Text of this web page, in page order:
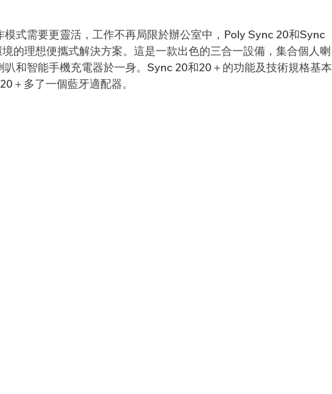
模式需要更靈活，工作不再局限於辦公室中，Poly Sync 20和Sync
的理想便攜式解決方案。這是一款出色的三合一設備，集合個人喇
叭和智能手機充電器於一身。Sync 20和20＋的功能及技術規格基本
＋多了一個藍牙適配器。